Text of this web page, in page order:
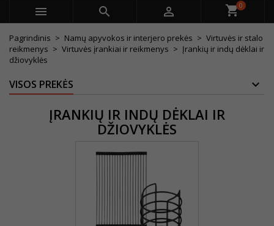
   0
Pagrindinis Namų apyvokos ir interjero prekės
Virtuvės ir stalo
reikmenys
Virtuvės įrankiai ir reikmenys
Įrankių ir indų dėklai ir
džiovyklės
VISOS PREKĖS
ĮRANKIŲ IR INDŲ DĖKLAI IR
DŽIOVYKLĖS